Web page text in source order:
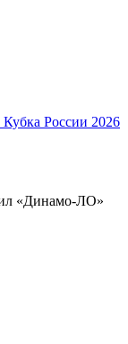
России 2026
«Динамо-ЛО»